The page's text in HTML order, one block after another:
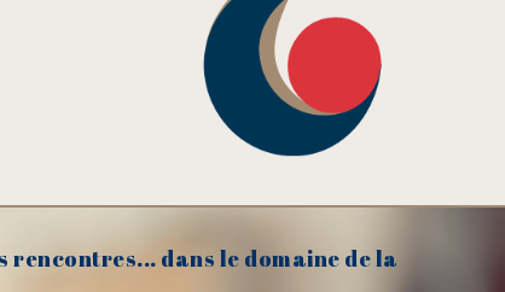
rencontres... dans le domaine de la